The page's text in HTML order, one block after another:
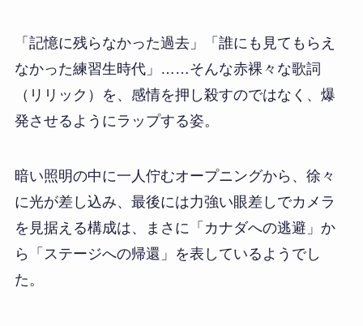
「記憶に残らなかった過去」「誰にも見てもらえ
なかった練習生時代」……そんな赤裸々な歌詞
（リリック）を、感情を押し殺すのではなく、爆
発させるようにラップする姿。
暗い照明の中に一人佇むオープニングから、徐々
に光が差し込み、最後には力強い眼差しでカメラ
を見据える構成は、まさに「カナダへの逃避」か
ら「ステージへの帰還」を表しているようでし
た。